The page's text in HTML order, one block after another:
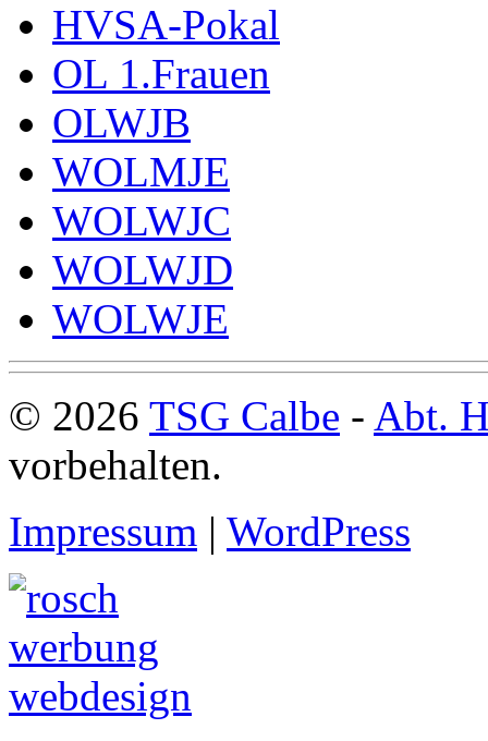
HVSA-Pokal
OL 1.Frauen
OLWJB
WOLMJE
WOLWJC
WOLWJD
WOLWJE
© 2026 TSG Calbe - Abt.
vorbehalten.
Impressum | WordPress